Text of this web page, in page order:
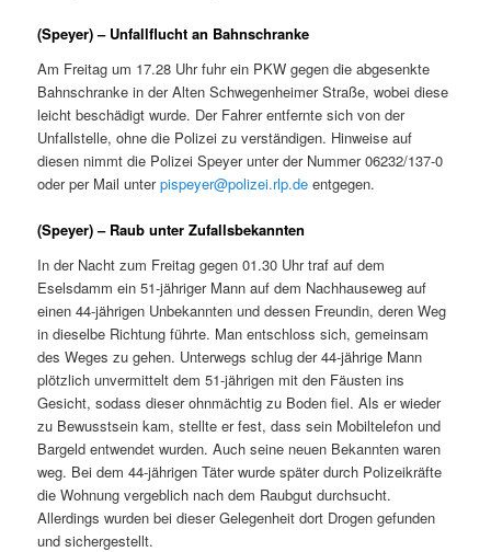
(Speyer) – Unfallflucht an Bahnschranke
Am Freitag um 17.28 Uhr fuhr ein PKW gegen die abgesenkte
Bahnschranke in der Alten Schwegenheimer Straße, wobei diese
leicht beschädigt wurde. Der Fahrer entfernte sich von der
Unfallstelle, ohne die Polizei zu verständigen. Hinweise auf
diesen nimmt die Polizei Speyer unter der Nummer 06232/137-0
oder per Mail unterpispeyer@polizei.rlp.de entgegen.
(Speyer) – Raub unter Zufallsbekannten
In der Nacht zum Freitag gegen 01.30 Uhr traf auf dem
Eselsdamm ein 51-jähriger Mann auf dem Nachhauseweg auf
einen 44-jährigen Unbekannten und dessen Freundin, deren Weg
in dieselbe Richtung führte. Man entschloss sich, gemeinsam
des Weges zu gehen. Unterwegs schlug der 44-jährige Mann
plötzlich unvermittelt dem 51-jährigen mit den Fäusten ins
Gesicht, sodass dieser ohnmächtig zu Boden fiel. Als er wieder
zu Bewusstsein kam, stellte er fest, dass sein Mobiltelefon und
Bargeld entwendet wurden. Auch seine neuen Bekannten waren
weg. Bei dem 44-jährigen Täter wurde später durch Polizeikräfte
die Wohnung vergeblich nach dem Raubgut durchsucht.
Allerdings wurden bei dieser Gelegenheit dort Drogen gefunden
und sichergestellt.